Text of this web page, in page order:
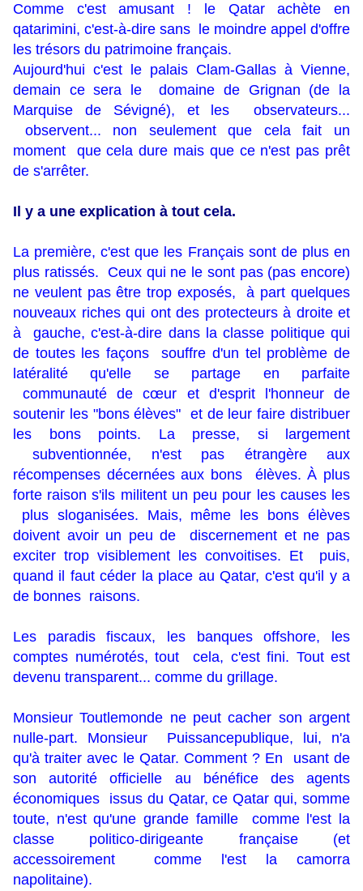
Comme c'est amusant ! le Qatar achète en
qatarimini, c'est-à-dire sans le moindre appel d'offre
les trésors du patrimoine français.
Aujourd'hui c'est le palais Clam-Gallas à Vienne,
demain ce sera le domaine de Grignan (de la
Marquise de Sévigné), et les observateurs...
observent... non seulement que cela fait un
moment que cela dure mais que ce n'est pas prêt
de s'arrêter.
Il y a une explication à tout cela.
La première, c'est que les Français sont de plus en
plus ratissés. Ceux qui ne le sont pas (pas encore)
ne veulent pas être trop exposés, à part quelques
nouveaux riches qui ont des protecteurs à droite et
à gauche, c'est-à-dire dans la classe politique qui
de toutes les façons souffre d'un tel problème de
latéralité qu'elle se partage en parfaite
communauté de cœur et d'esprit l'honneur de
soutenir les "bons élèves" et de leur faire distribuer
les bons points. La presse, si largement
subventionnée, n'est pas étrangère aux
récompenses décernées aux bons élèves. À plus
forte raison s'ils militent un peu pour les causes les
plus sloganisées. Mais, même les bons élèves
doivent avoir un peu de discernement et ne pas
exciter trop visiblement les convoitises. Et puis,
quand il faut céder la place au Qatar, c'est qu'il y a
de bonnes raisons.
Les paradis fiscaux, les banques offshore, les
comptes numérotés, tout cela, c'est fini. Tout est
devenu transparent... comme du grillage.
Monsieur Toutlemonde ne peut cacher son argent
nulle-part. Monsieur Puissancepublique, lui, n'a
qu'à traiter avec le Qatar. Comment ? En usant de
son autorité officielle au bénéfice des agents
économiques issus du Qatar, ce Qatar qui, somme
toute, n'est qu'une grande famille comme l'est la
classe politico-dirigeante française (et
accessoirement comme l'est la camorra
napolitaine).